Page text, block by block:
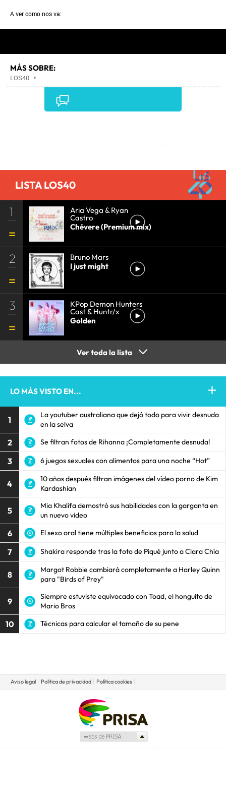
A ver como nos va:
MÁS SOBRE:
LOS40 •
LISTA LOS40
1 Aria Vega & Ryan
Castro
Chévere (Premium mix)
2
Bruno Mars
I just might
3 KPop Demon Hunters
Cast & Huntr/x
Golden
Ver toda la lista
LO MÁS VISTO EN...
1
La youtuber australiana que dejó todo para vivir desnuda
en la selva
2 Se filtran fotos de Rihanna ¡Completamente desnuda!
3 6 juegos sexuales con alimentos para una noche “Hot”
4
10 años después filtran imágenes del vídeo porno de Kim
Kardashian
5
Mia Khalifa demostró sus habilidades con la garganta en
un nuevo video
6 El sexo oral tiene múltiples beneficios para la salud
7 Shakira responde tras la foto de Piqué junto a Clara Chía
8
Margot Robbie cambiará completamente a Harley Quinn
para "Birds of Prey"
9
Siempre estuviste equivocado con Toad, el honguito de
Mario Bros
10 Técnicas para calcular el tamaño de su pene
Aviso legal Política de privacidad Política cookies